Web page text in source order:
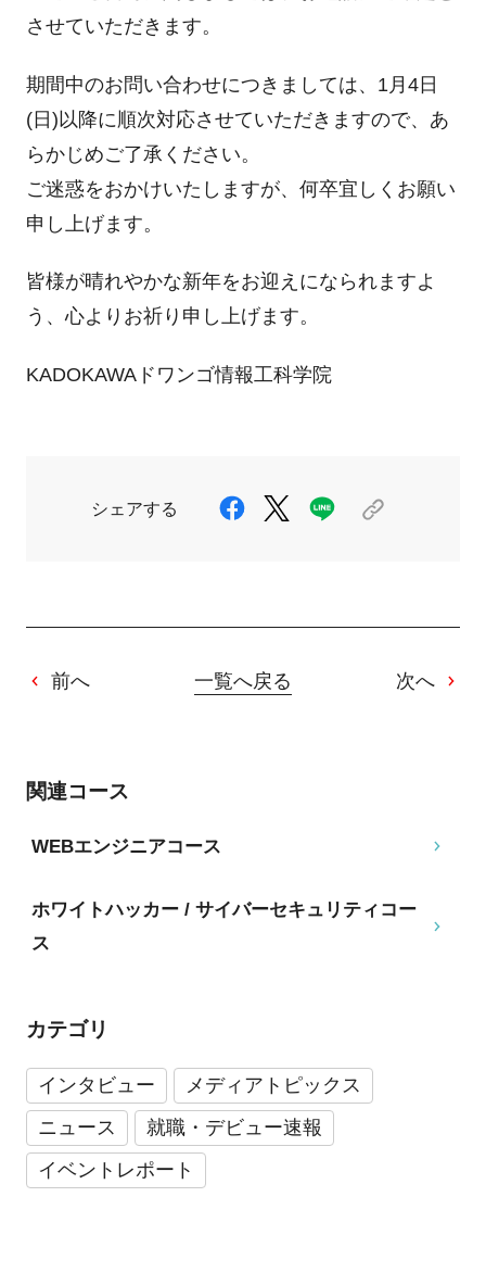
させていただきます。
期間中のお問い合わせにつきましては、1月4日
(日)以降に順次対応させていただきますので、あ
らかじめご了承ください。
ご迷惑をおかけいたしますが、何卒宜しくお願い
申し上げます。
皆様が晴れやかな新年をお迎えになられますよ
う、心よりお祈り申し上げます。
KADOKAWAドワンゴ情報工科学院
シェアする
前へ 一覧へ戻る 次へ
関連コース
WEBエンジニアコース
ホワイトハッカー / サイバーセキュリティコー
ス
カテゴリ
インタビュー
メディアトピックス
ニュース
就職・デビュー速報
イベントレポート